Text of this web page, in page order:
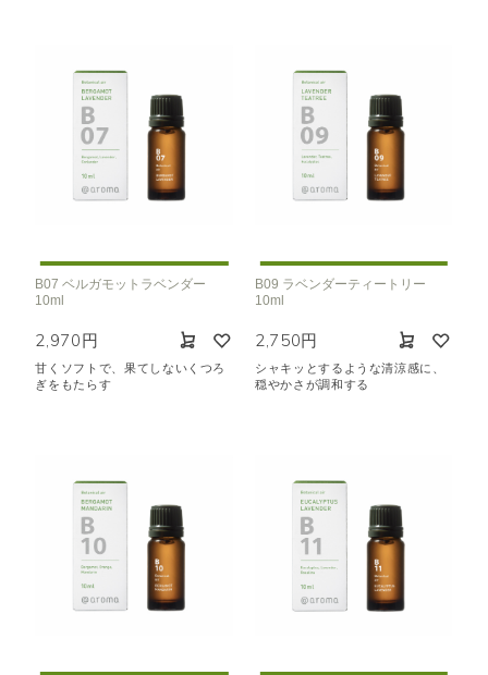
B07 ベルガモットラベンダー
10ml
2,970円
甘くソフトで、果てしないくつろ
ぎをもたらす
B09 ラベンダーティートリー
10ml
2,750円
シャキッとするような清涼感に、
穏やかさが調和する